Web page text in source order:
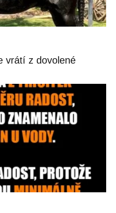
vrátí z dovolené